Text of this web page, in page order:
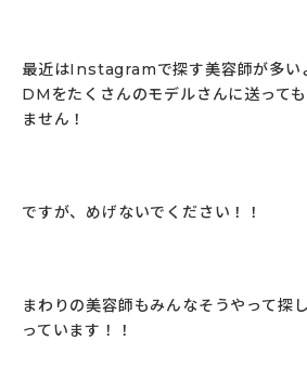
最近はInstagramで探す美容師が多い
DMをたくさんのモデルさんに送って
ません！
ですが、めげないでください！！
まわりの美容師もみんなそうやって探
っています！！